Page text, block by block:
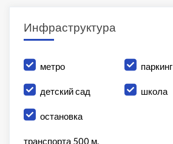
Инфраструктура
метро паркинг
детский сад школа
остановка
транспорта 500 м.